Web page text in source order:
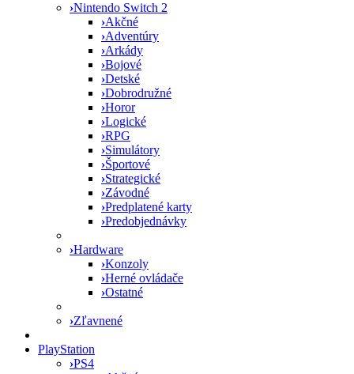
›Nintendo Switch 2
›Akčné
›Adventúry
›Arkády
›Bojové
›Detské
›Dobrodružné
›Horor
›Logické
›RPG
›Simulátory
›Športové
›Strategické
›Závodné
›Predplatené karty
›Predobjednávky
›Hardware
›Konzoly
›Herné ovládače
›Ostatné
›Zľavnené
PlayStation
›PS4